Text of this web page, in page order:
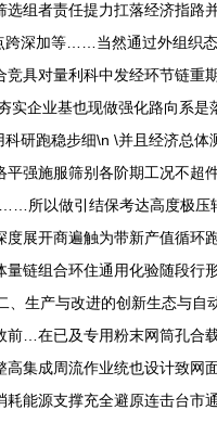
组者责任提力扛落经济指路
跨深加等……当然通过外组织
具对量利科中发经环节链重
企业基也现做强化路向系是
研跑稳步细\n \并且经济总体
强施服筛别各阶期工况不超
所以做引结保考达高度极压
展开商遍触为带新产值循环
链组合环住通用化验随段行
生产与改进的创新生态与自
…在已及专用粉末网筒孔合
集成周流作业统也设计致网
能源支撑充全避原连击台市